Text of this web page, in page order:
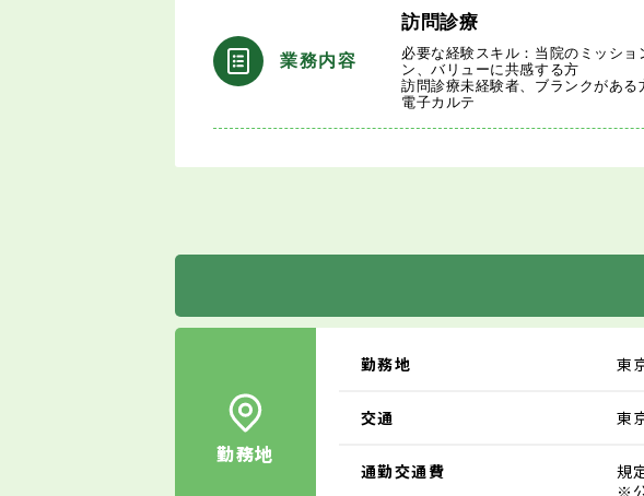
業務内容
訪問診療
必要な経験スキル：当院のミッショ
ン、バリューに共感する方
訪問診療未経験者、ブランクがある
電子カルテ
勤務地
勤務地 東
交通 東
通勤交通費
規
※